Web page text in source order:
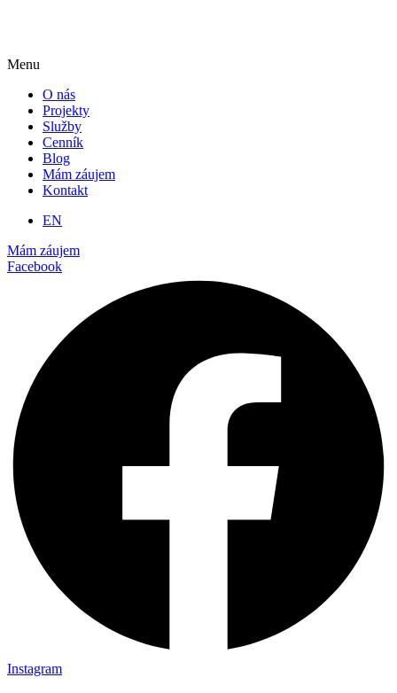
Menu
O nás
Projekty
Služby
Cenník
Blog
Mám záujem
Kontakt
EN
Mám záujem
Facebook
Instagram